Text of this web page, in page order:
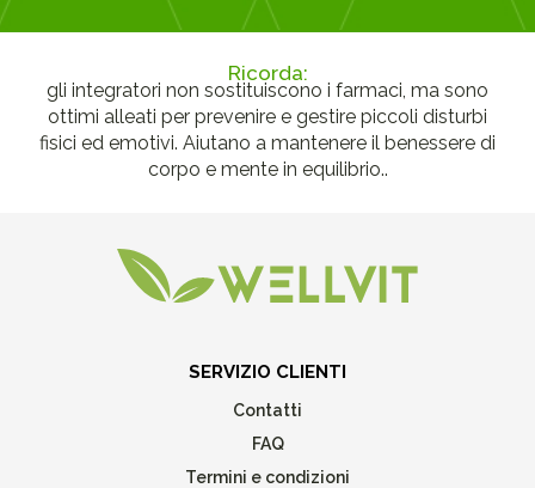
Ricorda:
gli integratori non sostituiscono i farmaci, ma sono
ottimi alleati per prevenire e gestire piccoli disturbi
fisici ed emotivi. Aiutano a mantenere il benessere di
corpo e mente in equilibrio..
SERVIZIO CLIENTI
Contatti
FAQ
Termini e condizioni